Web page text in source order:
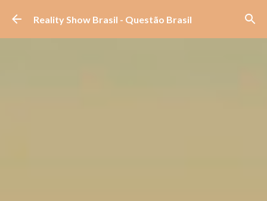
Pular para o conteúdo principal
Reality Show Brasil - Questão Brasil